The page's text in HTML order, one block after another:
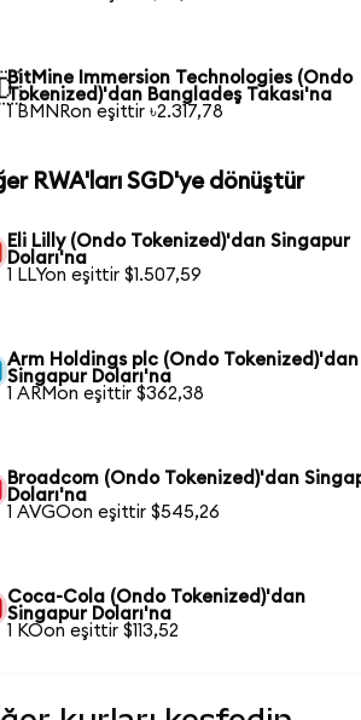
BitMine Immersion Technologies (Ondo
Tokenized)'dan Bangladeş Takası'na
1 BMNRon eşittir ৳2.317,78
RWA'ları SGD'ye dönüştür
Eli Lilly (Ondo Tokenized)'dan Singapur
Doları'na
1 LLYon eşittir $1.507,59
Arm Holdings plc (Ondo Tokenized)'dan
Singapur Doları'na
1 ARMon eşittir $362,38
Broadcom (Ondo Tokenized)'dan
Doları'na
1 AVGOon eşittir $545,26
Coca-Cola (Ondo Tokenized)'dan
Singapur Doları'na
1 KOon eşittir $113,52